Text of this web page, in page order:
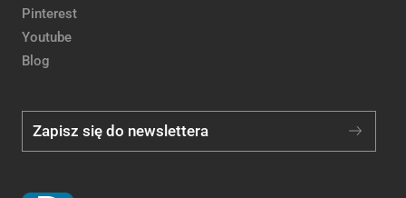
Pinterest
Youtube
Blog
Zapisz się do newslettera